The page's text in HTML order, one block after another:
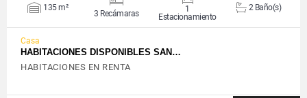
135 m²
3 Recámaras
1
Estacionamiento
2 Baño(s)
Casa
HABITACIONES DISPONIBLES SAN…
HABITACIONES EN RENTA